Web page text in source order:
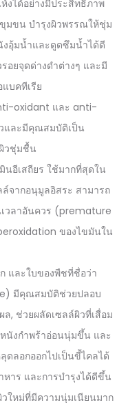
งได้อย่างมีประสิทธิภาพ
มขน บำรุงผิวพรรณให้ชุ่ม
งอุ้มน้ำและดูดซึมน้ำได้ดี
อยจุดด่างดำต่างๆ และมี
บคทีเรีย
oxidant และ anti-
และมีคุณสมบัติเป็น
วชุ่มชื้น
นอีเสถียร ใช้มากที่สุดใน
ล์จากอนุมูลอิสระ สามารถ
วลาอันควร (premature
ของไขมันใน
และใบของพืชที่ชื่อว่า
มีคุณสมบัติช่วยปลอบ
ล, ช่วยผลัดเซลล์ผิวที่เสื่อม
นังกำพร้าอ่อนนุ่มขึ้น และ
ดลอกออกไปเป็นขี้ไคลได้
หาร และการบำรุงได้ดีขึ้น
วใหม่ที่มีความนุ่มเนียนมาก